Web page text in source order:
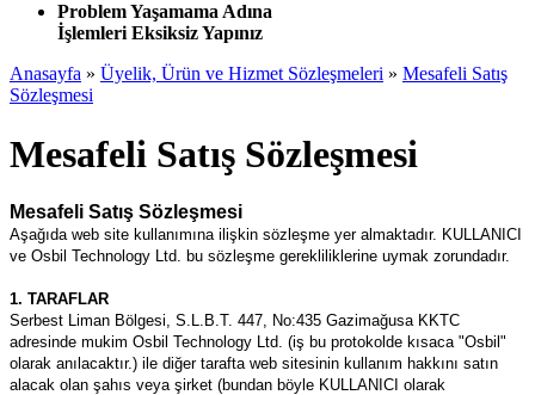
Problem Yaşamama Adına
İşlemleri Eksiksiz Yapınız
Anasayfa » Üyelik, Ürün ve Hizmet Sözleşmeleri » Mesafeli Satış
Sözleşmesi
Mesafeli Satış Sözleşmesi
Mesafeli Satış Sözleşmesi
Aşağıda web site kullanımına ilişkin sözleşme yer almaktadır. KULLANICI
ve Osbil Technology Ltd. bu sözleşme gerekliliklerine uymak zorundadır.
1. TARAFLAR
Serbest Liman Bölgesi, S.L.B.T. 447, No:435 Gazimağusa KKTC
adresinde mukim Osbil Technology Ltd. (iş bu protokolde kısaca "Osbil"
olarak anılacaktır.) ile diğer tarafta web sitesinin kullanım hakkını satın
alacak olan şahıs veya şirket (bundan böyle KULLANICI olarak